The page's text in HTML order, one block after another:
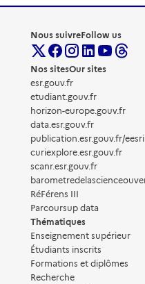
Nous suivreFollow us
Nos sitesOur sites
esr.gouv.fr
etudiant.gouv.fr
horizon-europe.gouv.fr
data.esr.gouv.fr
publication.esr.gouv.fr/eesri
curiexplore.esr.gouv.fr
scanr.esr.gouv.fr
RéFérens III
Parcoursup data
Thématiques
Enseignement supérieur
Étudiants inscrits
Formations et diplômes
Recherche